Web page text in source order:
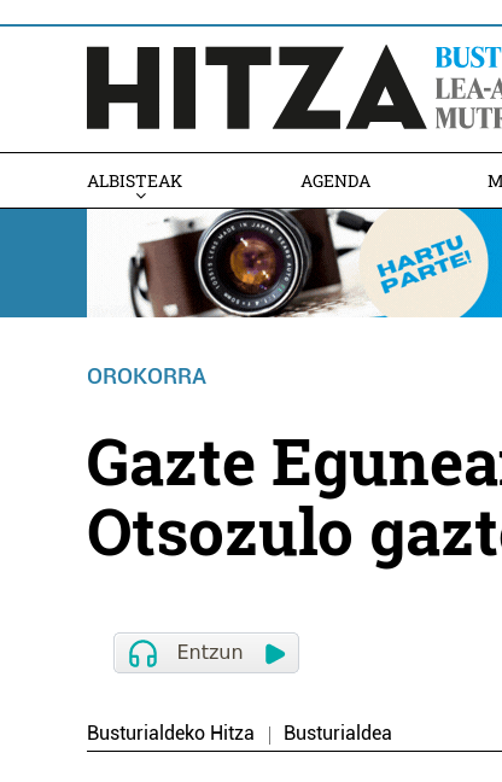
ALBISTEAK AGENDA
OROKORRA
Gazte
Otsozulo
Busturialdeko Hitza Busturialdea